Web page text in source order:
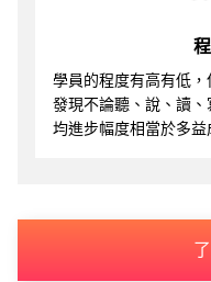
學員的程度有高有低，
發現不論聽、說、讀
均進步幅度相當於多益